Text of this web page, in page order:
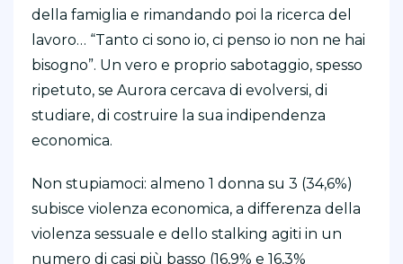
della famiglia e rimandando poi la ricerca del
lavoro… “Tanto ci sono io, ci penso io non ne hai
bisogno”. Un vero e proprio sabotaggio, spesso
ripetuto, se Aurora cercava di evolversi, di
studiare, di costruire la sua indipendenza
economica.
Non stupiamoci: almeno 1 donna su 3 (34,6%)
subisce violenza economica, a differenza della
violenza sessuale e dello stalking agiti in un
numero di casi più basso (16,9% e 16,3%